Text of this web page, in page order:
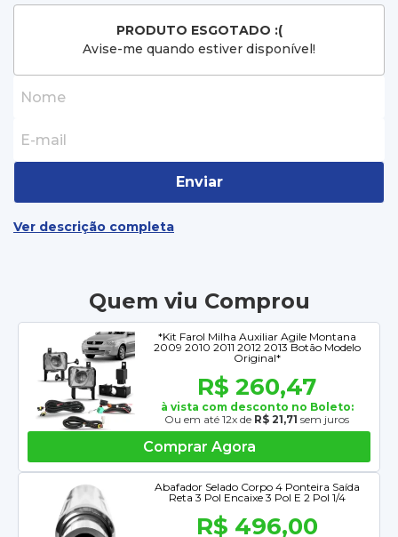
PRODUTO ESGOTADO :(
Avise-me quando estiver disponível!
Enviar
Ver descrição completa
Quem viu Comprou
*Kit Farol Milha Auxiliar Agile Montana
2009 2010 2011 2012 2013 Botão Modelo
Original*
R$ 260,47
à vista com desconto no Boleto:
Ou em até 12x de R$ 21,71 sem juros
Comprar Agora
Abafador Selado Corpo 4 Ponteira Saída
Reta 3 Pol Encaixe 3 Pol E 2 Pol 1/4
R$ 496,00